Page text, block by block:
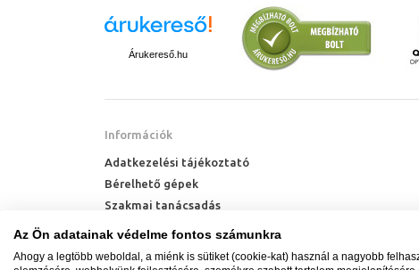
Árukereső.hu
Információk
Adatkezelési tájékoztató
Bérelhető gépek
Szakmai tanácsadás
Technik Cool Pro hőszivattyú tájékoztató
Az Ön adatainak védelme fontos számunkra
Ahogy a legtöbb weboldal, a miénk is sütiket (cookie-kat) használ a nagyobb